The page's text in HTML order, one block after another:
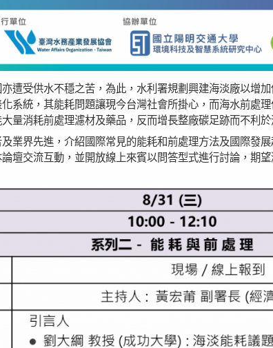
遭受供水不穩之苦，為此，水利署規劃興建海淡廠以增
系統，其能耗問題讓現今台灣社會所掛心，而海水前處
量消耗前處理濾材及藥品，反而增長整廠碳足跡而不利於
業界先進，介紹國際常見的能耗和前處理方法及國際發
壇交流互動，並開放線上來賓以問答型式進行討論，期